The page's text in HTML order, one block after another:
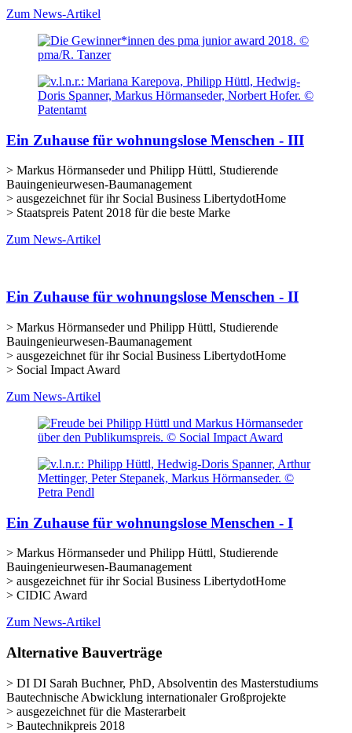
Zum News-Artikel
Ein Zuhause für wohnungslose Menschen - III
> Markus Hörmanseder und Philipp Hüttl, Studierende
Bauingenieurwesen-Baumanagement
> ausgezeichnet für ihr Social Business LibertydotHome
> Staatspreis Patent 2018 für die beste Marke
Zum News-Artikel
Ein Zuhause für wohnungslose Menschen - II
> Markus Hörmanseder und Philipp Hüttl, Studierende
Bauingenieurwesen-Baumanagement
> ausgezeichnet für ihr Social Business LibertydotHome
> Social Impact Award
Zum News-Artikel
Ein Zuhause für wohnungslose Menschen - I
> Markus Hörmanseder und Philipp Hüttl, Studierende
Bauingenieurwesen-Baumanagement
> ausgezeichnet für ihr Social Business LibertydotHome
> CIDIC Award
Zum News-Artikel
Alternative Bauverträge
> DI DI Sarah Buchner, PhD, Absolventin des Masterstudiums
Bautechnische Abwicklung internationaler Großprojekte
> ausgezeichnet für die Masterarbeit
> Bautechnikpreis 2018